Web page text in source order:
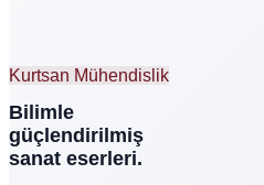
Kurtsan Mühendislik
Bilimle
güçlendirilmiş
sanat eserleri.